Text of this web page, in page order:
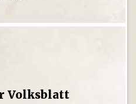
Volksblatt